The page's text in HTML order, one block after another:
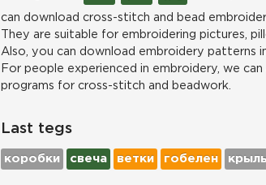
can download cross-stitch and bead
They are suitable for embroidering pictures,
Also, you can download embroidery patterns
For people experienced in embroidery, we
programs for cross-stitch and beadwork.
Last tegs
коробки свеча ветки гобелен